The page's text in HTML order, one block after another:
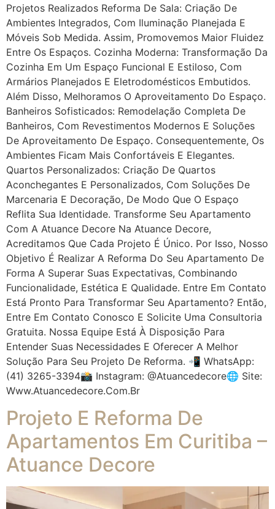
Projetos Realizados Reforma De Sala: Criação De
Ambientes Integrados, Com Iluminação Planejada E
Móveis Sob Medida. Assim, Promovemos Maior Fluidez
Entre Os Espaços. Cozinha Moderna: Transformação Da
Cozinha Em Um Espaço Funcional E Estiloso, Com
Armários Planejados E Eletrodomésticos Embutidos.
Além Disso, Melhoramos O Aproveitamento Do Espaço.
Banheiros Sofisticados: Remodelação Completa De
Banheiros, Com Revestimentos Modernos E Soluções
De Aproveitamento De Espaço. Consequentemente, Os
Ambientes Ficam Mais Confortáveis E Elegantes.
Quartos Personalizados: Criação De Quartos
Aconchegantes E Personalizados, Com Soluções De
Marcenaria E Decoração, De Modo Que O Espaço
Reflita Sua Identidade. Transforme Seu Apartamento
Com A Atuance Decore Na Atuance Decore,
Acreditamos Que Cada Projeto É Único. Por Isso, Nosso
Objetivo É Realizar A Reforma Do Seu Apartamento De
Forma A Superar Suas Expectativas, Combinando
Funcionalidade, Estética E Qualidade. Entre Em Contato
Está Pronto Para Transformar Seu Apartamento? Então,
Entre Em Contato Conosco E Solicite Uma Consultoria
Gratuita. Nossa Equipe Está À Disposição Para
Entender Suas Necessidades E Oferecer A Melhor
Solução Para Seu Projeto De Reforma. 📲 WhatsApp:
(41) 3265-3394📸 Instagram: @atuancedecore🌐 Site:
Www.atuancedecore.com.br
Projeto E Reforma De
Apartamentos Em Curitiba –
Atuance Decore